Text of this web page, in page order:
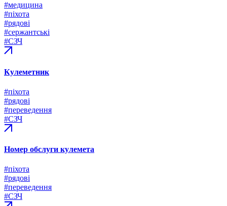
#медицина
#піхота
#рядові
#сержантські
#СЗЧ
Кулеметник
#піхота
#рядові
#переведення
#СЗЧ
Номер обслуги кулемета
#піхота
#рядові
#переведення
#СЗЧ